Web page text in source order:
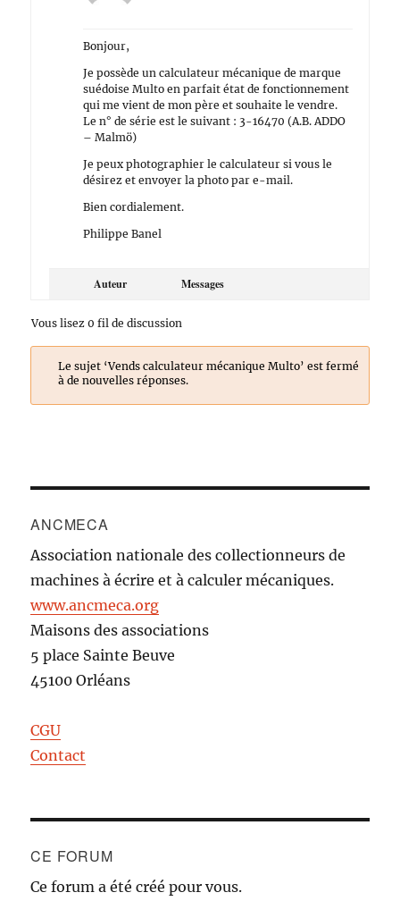
Bonjour,
Je possède un calculateur mécanique de marque
suédoise Multo en parfait état de fonctionnement
qui me vient de mon père et souhaite le vendre.
Le n° de série est le suivant : 3-16470 (A.B. ADDO
– Malmö)
Je peux photographier le calculateur si vous le
désirez et envoyer la photo par e-mail.
Bien cordialement.
Philippe Banel
Auteur Messages
Vous lisez 0 fil de discussion
Le sujet ‘Vends calculateur mécanique Multo’ est fermé
à de nouvelles réponses.
ANCMECA
Association nationale des collectionneurs de
machines à écrire et à calculer mécaniques.
www.ancmeca.org
Maisons des associations
5 place Sainte Beuve
45100 Orléans
CGU
Contact
CE FORUM
Ce forum a été créé pour vous.